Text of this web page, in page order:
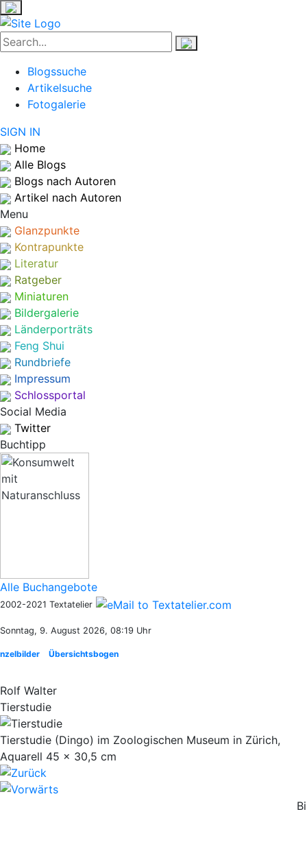
Blogssuche
Artikelsuche
Fotogalerie
SIGN IN
Home
Alle Blogs
Blogs nach Autoren
Artikel nach Autoren
Menu
Glanzpunkte
Kontrapunkte
Literatur
Ratgeber
Miniaturen
Bildergalerie
Länderporträts
Feng Shui
Rundbriefe
Impressum
Schlossportal
Social Media
Twitter
Buchtipp
Alle Buchangebote
2002-2021 Textatelier
Sonntag, 9. August 2026, 08:19 Uhr
Übersichtsbogen
Rolf Walter
Tierstudie
Tierstudie (Dingo) im Zoologischen Museum in Zürich,
Aquarell 45 x 30,5 cm